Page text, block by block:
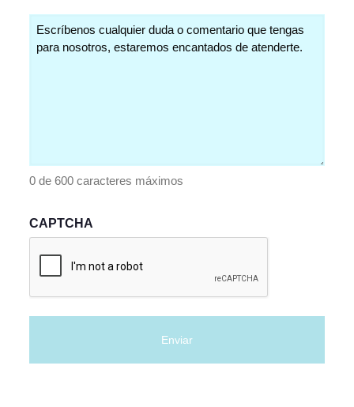
(Obligatorio)
0 de 600 caracteres máximos
CAPTCHA